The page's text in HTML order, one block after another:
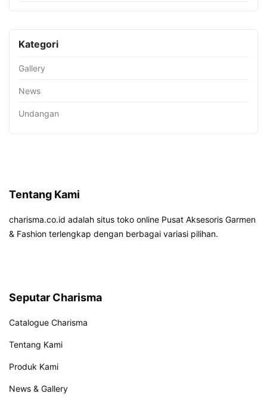
Kategori
Gallery
News
Undangan
Tentang Kami
charisma.co.id adalah situs toko online Pusat Aksesoris Garmen
& Fashion terlengkap dengan berbagai variasi pilihan.
Seputar Charisma
Catalogue Charisma
Tentang Kami
Produk Kami
News & Gallery